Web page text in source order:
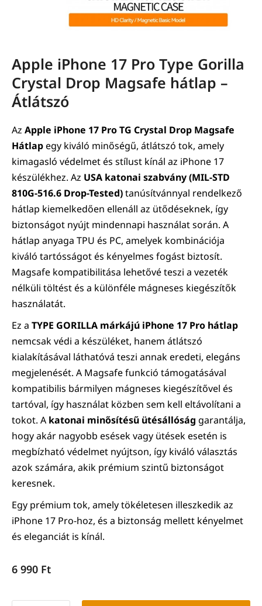
Apple iPhone 17 Pro Type Gorilla
Crystal Drop Magsafe hátlap –
Átlátszó
Az Apple iPhone 17 Pro TG Crystal Drop Magsafe
Hátlapegy kiváló minőségű, átlátszó tok, amely
kimagasló védelmet és stílust kínál az iPhone 17
készülékhez. Az USA katonai szabvány (MIL-STD
810G-516.6 Drop-Tested)tanúsítvánnyal rendelkező
hátlap kiemelkedően ellenáll az ütődéseknek, így
biztonságot nyújt mindennapi használat során. A
hátlap anyaga TPU és PC, amelyek kombinációja
kiváló tartósságot és kényelmes fogást biztosít.
Magsafe kompatibilitása lehetővé teszi a vezeték
nélküli töltést és a különféle mágneses kiegészítők
használatát.
Ez a TYPE GORILLA márkájú iPhone 17 Pro hátlap
nemcsak védi a készüléket, hanem átlátszó
kialakításával láthatóvá teszi annak eredeti, elegáns
megjelenését. A Magsafe funkció támogatásával
kompatibilis bármilyen mágneses kiegészítővel és
tartóval, így használat közben sem kell eltávolítani a
tokot. A katonai minősítésű ütésállóság garantálja,
hogy akár nagyobb esések vagy ütések esetén is
megbízható védelmet nyújtson, így kiváló választás
azok számára, akik prémium szintű biztonságot
keresnek.
Egy prémium tok, amely tökéletesen illeszkedik az
iPhone 17 Pro-hoz, és a biztonság mellett kényelmet
és eleganciát is kínál.
6 990 Ft